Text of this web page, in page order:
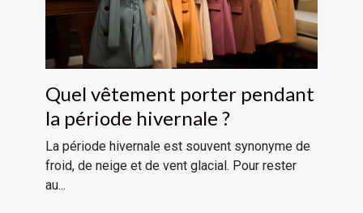
Quel vêtement porter pendant
la période hivernale ?
La période hivernale est souvent synonyme de
froid, de neige et de vent glacial. Pour rester
au...